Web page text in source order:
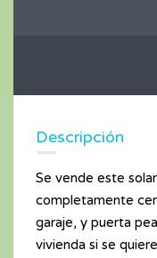
Descripción
Se vende este
completamente
garaje, y puerta
vivienda si se